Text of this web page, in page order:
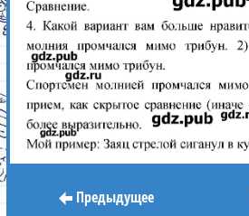
Предыдущее